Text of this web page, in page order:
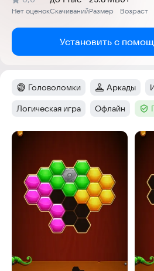
Рейтинг:
Нет оценокСкачиванийРазмер Возраст
Установить с
Категория:
Головоломки Категория:
Аркады
Тег :
Логическая игра Тег:
Офлайн Тег :
Скриншоты